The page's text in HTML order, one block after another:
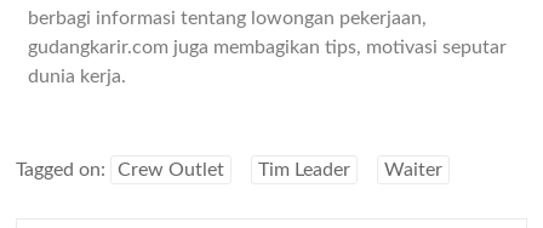
berbagi informasi tentang lowongan pekerjaan,
gudangkarir.com juga membagikan tips, motivasi seputar
dunia kerja.
Tagged on: Crew Outlet Tim Leader Waiter